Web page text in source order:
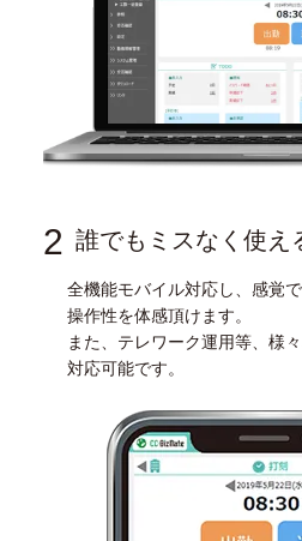
2 誰でもミスなく使え
全機能モバイル対応し、感覚
操作性を体感頂けます。
また、テレワーク運用等、様
対応可能です。